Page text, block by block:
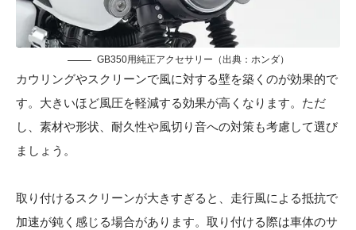
GB350用純正アクセサリー（出典： ホンダ）
カウリングやスクリーンで風に対する壁を築くのが効果的で
す。大きいほど風圧を軽減する効果が高くなります。ただ
し、素材や形状、耐久性や風切り音への対策も考慮して選び
ましょう。
取り付けるスクリーンが大きすぎると、走行風による抵抗で
加速が鈍く感じる場合があります。取り付ける際は車体のサ